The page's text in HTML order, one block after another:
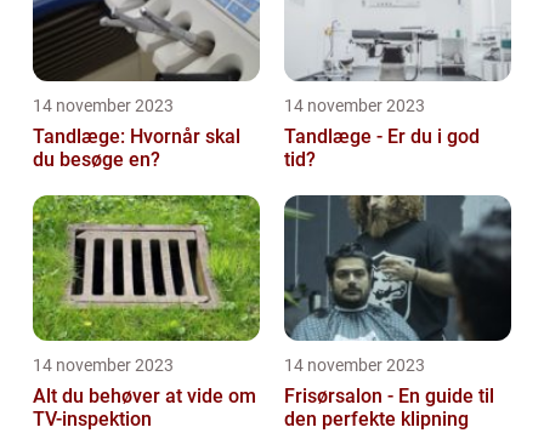
14 november 2023
Tandlæge: Hvornår skal
du besøge en?
14 november 2023
Tandlæge - Er du i god
tid?
14 november 2023
Alt du behøver at vide om
TV-inspektion
14 november 2023
Frisørsalon - En guide til
den perfekte klipning